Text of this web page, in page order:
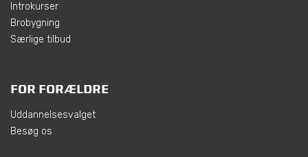
Introkurser
Brobygning
Særlige tilbud
FOR FORÆLDRE
Uddannelsesvalget
Besøg os